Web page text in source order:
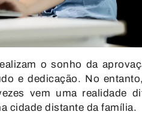
o sonho da
e dedicação. No
vem uma realidade
cidade distante da família.